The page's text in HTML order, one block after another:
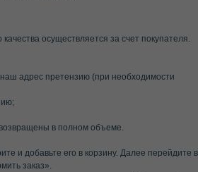
осуществляется за счет покупателя.
адрес претензию (при необходимости
в полном объеме.
и добавьте его в корзину. Далее перейдите в
заказ».